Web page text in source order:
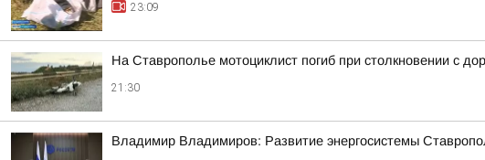
23:09
На Ставрополье мотоциклист погиб при столкновении с
21:30
Владимир Владимиров: Развитие энергосистемы